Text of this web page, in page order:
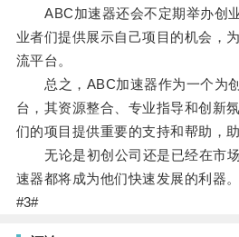
ABC加速器还会不定期举办创业
业者们提供展示自己项目的机会，
流平台。
总之，ABC加速器作为一个为
台，其资源整合、专业指导和创新
们的项目提供重要的支持和帮助，
无论是初创公司还是已经在市场
速器都将成为他们快速发展的利器。
#3#